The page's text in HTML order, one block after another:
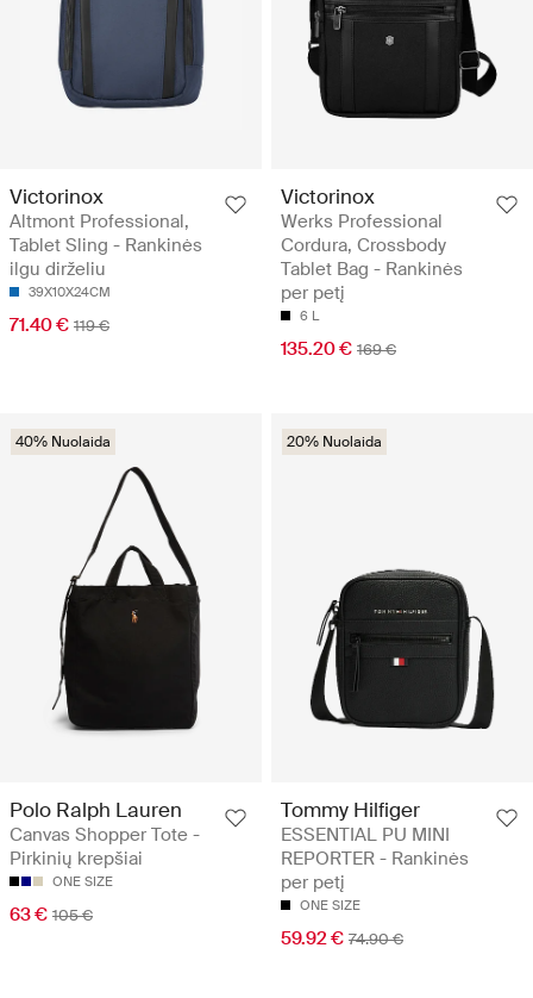
Victorinox
Altmont Professional,
Tablet Sling - Rankinės
ilgu dirželiu
39X10X24CM
71.40 € 119 €
Victorinox
Werks Professional
Cordura, Crossbody
Tablet Bag - Rankinės
per petį
6 L
135.20 € 169 €
40% Nuolaida
Polo Ralph Lauren
Canvas Shopper Tote -
Pirkinių krepšiai
ONE SIZE
63 € 105 €
20% Nuolaida
Tommy Hilfiger
ESSENTIAL PU MINI
REPORTER - Rankinės
per petį
ONE SIZE
59.92 € 74.90 €